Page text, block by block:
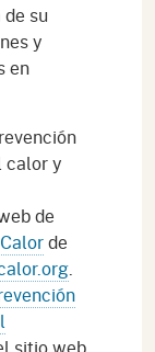
su
y
en
calor y
de
de
.
sitio web